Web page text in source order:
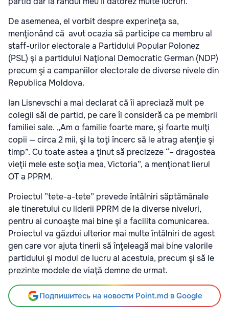
De asemenea, el vorbit despre experineţa sa,
menţionând că avut ocazia să participe ca membru al
staff-urilor electorale a Partidului Popular Polonez
(PSL) şi a partidului Naţional Democratic German (NDP)
precum şi a campaniilor electorale de diverse nivele din
Republica Moldova.
Ian Lisnevschi a mai declarat că îi apreciază mult pe
colegii săi de partid, pe care îi consideră ca pe membrii
familiei sale. „Am o familie foarte mare, şi foarte mulţi
copii — circa 2 mii, şi la toţi încerc să le atrag atenţie şi
timp”. Cu toate astea a ţinut să precizeze “– dragostea
vieţii mele este soţia mea, Victoria”, a menţionat lierul
OT a PPRM.
Proiectul ”tete-a-tete” prevede întâlniri săptămânale
ale tineretului cu liderii PPRM de la diverse niveluri,
pentru ai cunoaşte mai bine şi a facilita comunicarea.
Proiectul va găzdui ulterior mai multe întâlniri de agest
gen care vor ajuta tinerii să înţeleagă mai bine valorile
partidului şi modul de lucru al acestuia, precum şi să le
prezinte modele de viaţă demne de urmat.
Подпишитесь на новости Point.md в Google